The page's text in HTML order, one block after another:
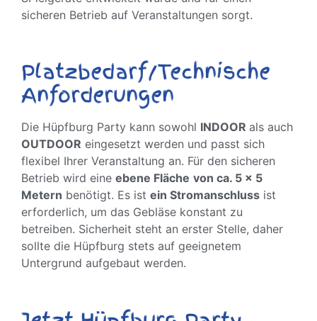
sicheren Betrieb auf Veranstaltungen sorgt.
Platzbedarf/Technische
Anforderungen
Die Hüpfburg Party kann sowohl INDOOR als auch
OUTDOOR eingesetzt werden und passt sich
flexibel Ihrer Veranstaltung an. Für den sicheren
Betrieb wird eine ebene Fläche von ca. 5 x 5
Metern benötigt. Es ist ein Stromanschluss ist
erforderlich, um das Gebläse konstant zu
betreiben. Sicherheit steht an erster Stelle, daher
sollte die Hüpfburg stets auf geeignetem
Untergrund aufgebaut werden.